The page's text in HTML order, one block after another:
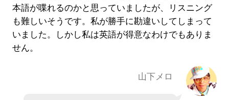
本語が喋れるのかと思っていましたが、リスニング
も難しいそうです。私が勝手に勘違いしてしまって
いました。しかし私は英語が得意なわけでもありま
せん。
山下メロ